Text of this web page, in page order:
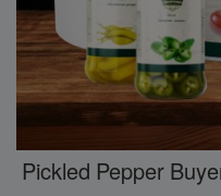
Pickled Pepper